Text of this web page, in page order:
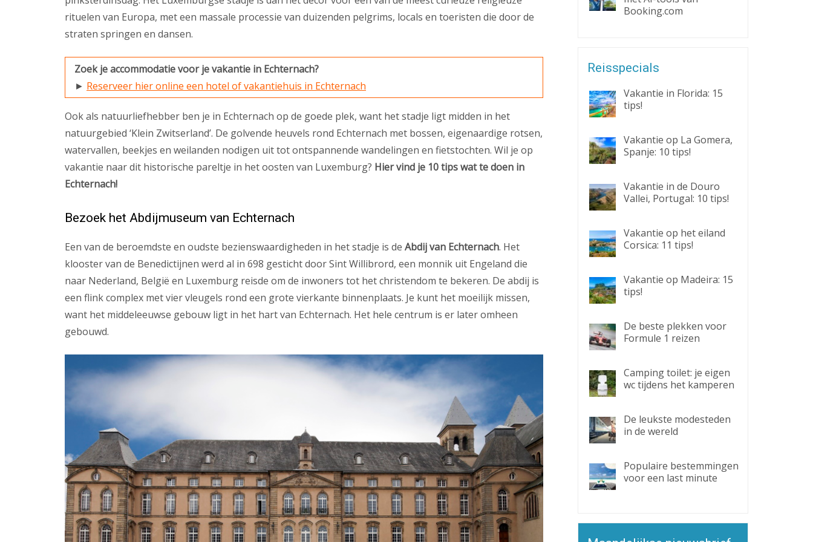
rituelen van Europa, met een massale processie van duizenden pelgrims, locals en toeristen die door de
straten springen en dansen.
Zoek je accommodatie voor je vakantie in Echternach?
► Reserveer hier online een hotel of vakantiehuis in Echternach
Ook als natuurliefhebber ben je in Echternach op de goede plek, want het stadje ligt midden in het
natuurgebied ‘Klein Zwitserland’. De golvende heuvels rond Echternach met bossen, eigenaardige rotsen,
watervallen, beekjes en weilanden nodigen uit tot ontspannende wandelingen en fietstochten. Wil je op
vakantie naar dit historische pareltje in het oosten van Luxemburg? Hier vind je 10 tips wat te doen in
Echternach!
Bezoek het Abdijmuseum van Echternach
Een van de beroemdste en oudste bezienswaardigheden in het stadje is de Abdij van Echternach. Het
klooster van de Benedictijnen werd al in 698 gesticht door Sint Willibrord, een monnik uit Engeland die
naar Nederland, België en Luxemburg reisde om de inwoners tot het christendom te bekeren. De abdij is
een flink complex met vier vleugels rond een grote vierkante binnenplaats. Je kunt het moeilijk missen,
want het middeleeuwse gebouw ligt in het hart van Echternach. Het hele centrum is er later omheen
gebouwd.
Booking.com
Reisspecials
Vakantie in Florida: 15
tips!
Vakantie op La Gomera,
Spanje: 10 tips!
Vakantie in de Douro
Vallei, Portugal: 10 tips!
Vakantie op het eiland
Corsica: 11 tips!
Vakantie op Madeira: 15
tips!
De beste plekken voor
Formule 1 reizen
Camping toilet: je eigen
wc tijdens het kamperen
De leukste modesteden
in de wereld
Populaire bestemmingen
voor een last minute